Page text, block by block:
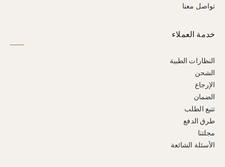
تواصل معنا
خدمة العملاء
النظارات الطبية
الشحن
الإرجاع
الضمان
تتبع الطلب
طرق الدفع
مجلتنا
الأسئلة الشائعة